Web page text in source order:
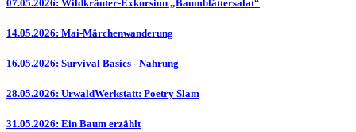
07.05.2026: Wildkräuter-Exkursion „Baumblättersalat“
14.05.2026: Mai-Märchenwanderung
16.05.2026: Survival Basics - Nahrung
28.05.2026: UrwaldWerkstatt: Poetry Slam
31.05.2026: Ein Baum erzählt